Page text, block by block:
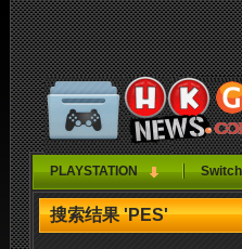
PLAYSTATION Switch
搜索结果 'PES'